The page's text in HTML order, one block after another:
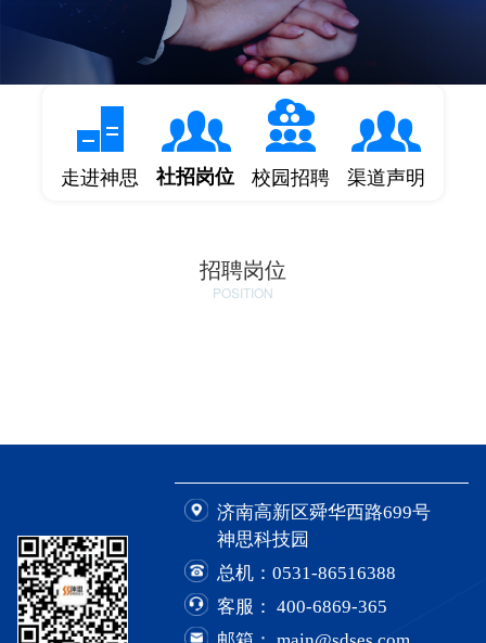
走进神思 社招岗位 校园招聘 渠道声明
招聘岗位
POSITION
济南高新区舜华西路699号
神思科技园
总机： 0531-86516388
客服： 400-6869-365